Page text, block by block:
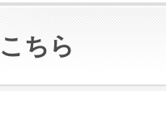
ちら